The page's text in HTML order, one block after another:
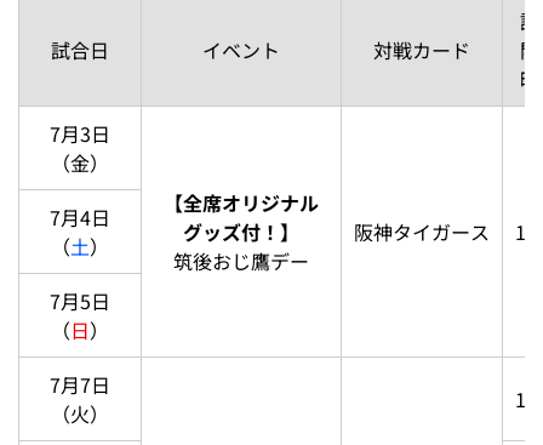
試合日 イベント 対戦カード
7月3日
（金）
【全席オリジナル
グッズ付！】
筑後おじ鷹デー
阪神タイガース
7月4日
（土）
7月5日
（日）
7月7日
（火）